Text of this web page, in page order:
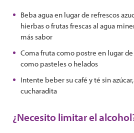
Beba agua en lugar de refrescos
hierbas o frutas frescas al agua
más sabor
Coma fruta como postre en lugar
como pasteles o helados
Intente beber su café y té sin
cucharadita
¿Necesito limitar el